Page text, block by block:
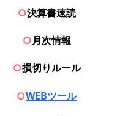
○決算書速読
○月次情報
○損切りルール
○WEBツール